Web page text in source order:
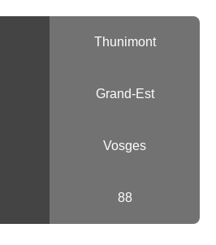
Thunimont
Grand-Est
Vosges
88